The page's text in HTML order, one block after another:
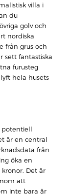
villa i
du
golv och
nordiska
från grus och
sett fantastiska
furusteg
hela husets
potentiell
är en central
från
öka en
Det är
att
inte bara är